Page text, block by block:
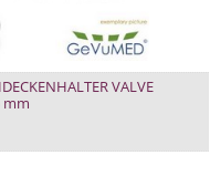
VALVE
mm